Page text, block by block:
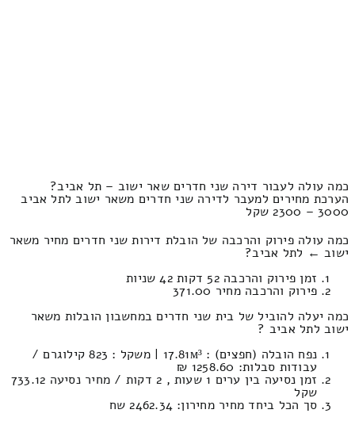
כמה עולה לעבור דירה שני חדרים שאר ישוב – תל אביב?
הערכת מחירים למעבר לדירה שני חדרים משאר ישוב לתל אביב
3000 – 2300 שקל
כמה עולה פירוק והרכבה של הובלת דירות שני חדרים מחיר משאר
ישוב ← לתל אביב?
זמן פירוק והרכבה 52 דקות 42 שניות
פירוק והרכבה מחיר 371.00
כמה יעלה להוביל של בית שני חדרים במחשבון הובלות משאר
ישוב לתל אביב ?
נפח הובלה (חפצים) : 17.81м³ | משקל : 823 קילוגרם /
עבודות סבלות: 1258.60 ₪
זמן נסיעה בין ערים 1 שעות , 2 דקות / מחיר נסיעה 733.12
שקל
סך הכל ביחד מחיר מחירון: 2462.34 שח